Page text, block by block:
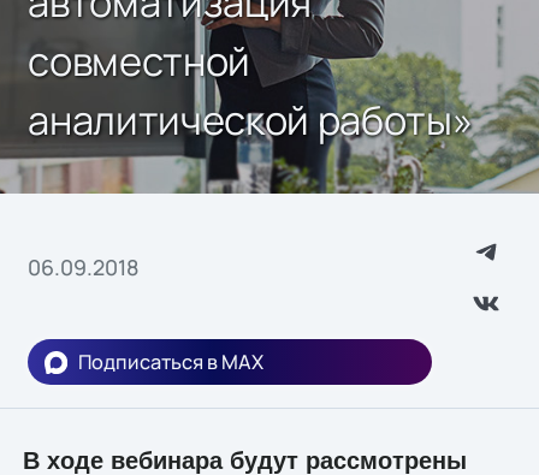
совместной
аналитической работы»
06.09.2018
Подписаться в MAX
В ходе вебинара будут рассмотрены